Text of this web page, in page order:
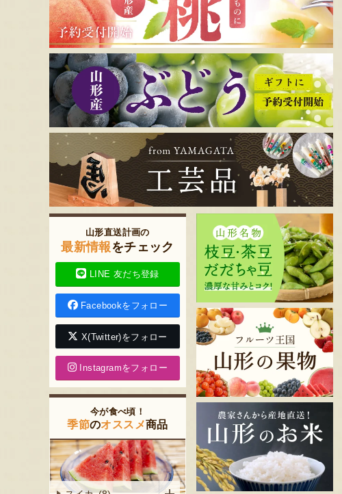
山形直送計画の
最新情報をチェック
LINE 友だち登録
Facebookをフォロー
X(Twitter)をフォロー
Instagramをフォロー
今が食べ頃！
季節のオススメ商品